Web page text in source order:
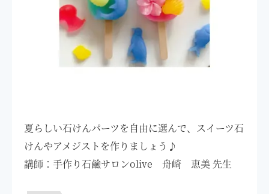
夏らしい石けんパーツを自由に選んで、スイーツ石
けんやアメジストを作りましょう♪
講師：手作り石鹼サロンolive 舟崎 恵美 先生